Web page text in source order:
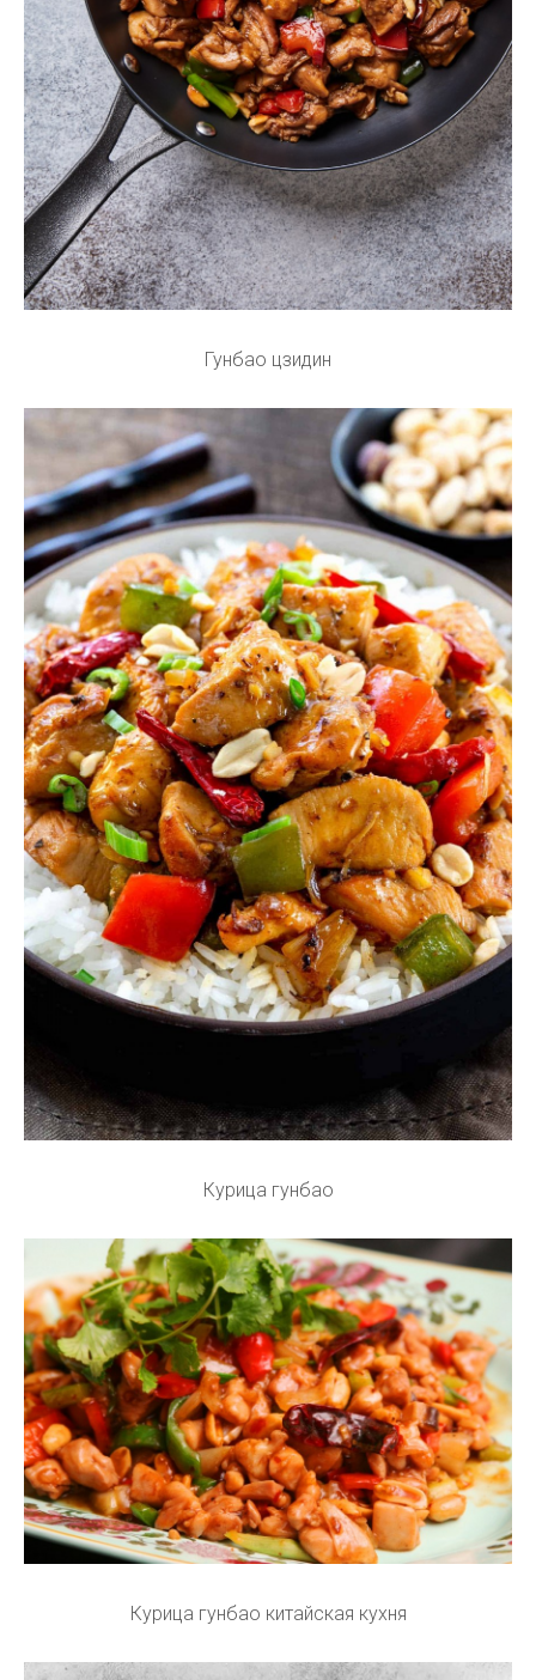
Гунбао цзидин
Курица гунбао
Курица гунбао китайская кухня